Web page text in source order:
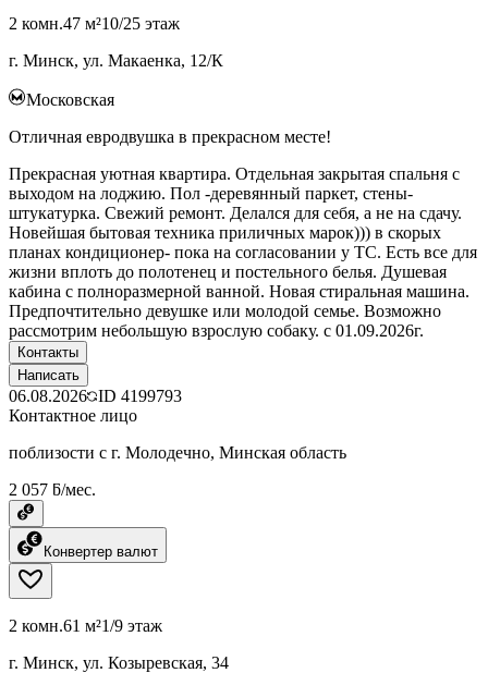
2 комн.47 м²10/25 этаж
г. Минск, ул. Макаенка, 12/К
Московская
Отличная евродвушка в прекрасном месте!
Прекрасная уютная квартира. Отдельная закрытая спальня с
выходом на лоджию. Пол -деревянный паркет, стены-
штукатурка. Свежий ремонт. Делался для себя, а не на сдачу.
Новейшая бытовая техника приличных марок))) в скорых
планах кондиционер- пока на согласовании у ТС. Есть все для
жизни вплоть до полотенец и постельного белья. Душевая
кабина с полноразмерной ванной. Новая стиральная машина.
Предпочтительно девушке или молодой семье. Возможно
рассмотрим небольшую взрослую собаку. с 01.09.2026г.
Контакты
Написать
06.08.2026 ID 4199793
Контактное лицо
поблизости с г. Молодечно, Минская область
2 057 ƃ/мес.
Конвертер валют
2 комн.61 м²1/9 этаж
г. Минск, ул. Козыревская, 34